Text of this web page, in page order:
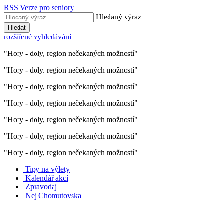
RSS Verze pro seniory
Hledaný výraz
Hledat
rozšířené vyhledávání
"Hory - doly, region nečekaných možností"
"Hory - doly, region nečekaných možností"
"Hory - doly, region nečekaných možností"
"Hory - doly, region nečekaných možností"
"Hory - doly, region nečekaných možností"
"Hory - doly, region nečekaných možností"
"Hory - doly, region nečekaných možností"
Tipy na výlety
Kalendář akcí
Zpravodaj
Nej Chomutovska